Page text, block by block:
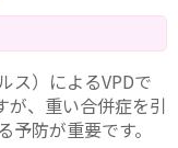
ス）によるVPDで
が、重い合併症を引
防が重要です。